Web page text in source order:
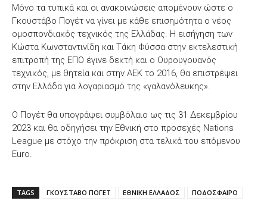
Μόνο τα τυπικά και οι ανακοινώσεις απομένουν ώστε ο
Γκουστάβο Πογέτ να γίνει με κάθε επισημότητα ο νέος
ομοσπονδιακός τεχνικός της Ελλάδας. Η εισήγηση των
Κώστα Κωνσταντινίδη και Τάκη Φύσσα στην εκτελεστική
επιτροπή της ΕΠΟ έγινε δεκτή και ο Ουρουγουανός
τεχνικός, με θητεία και στην ΑΕΚ το 2016, θα επιστρέψει
στην Ελλάδα για λογαριασμό της «γαλανόλευκης».
Ο Πογέτ θα υπογράψει συμβόλαιο ως τις 31 Δεκεμβρίου
2023 και θα οδηγήσει την Εθνική στο προσεχές Nations
League με στόχο την πρόκριση στα τελικά του επόμενου
Euro.
TAGS ΓΚΟΥΣΤΑΒΟ ΠΟΓΕΤ ΕΘΝΙΚΗ ΕΛΛΑΔΟΣ ΠΟΔΟΣΦΑΙΡΟ